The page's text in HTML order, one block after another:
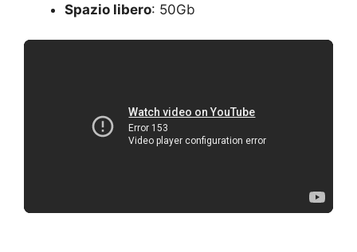
Spazio libero: 50Gb